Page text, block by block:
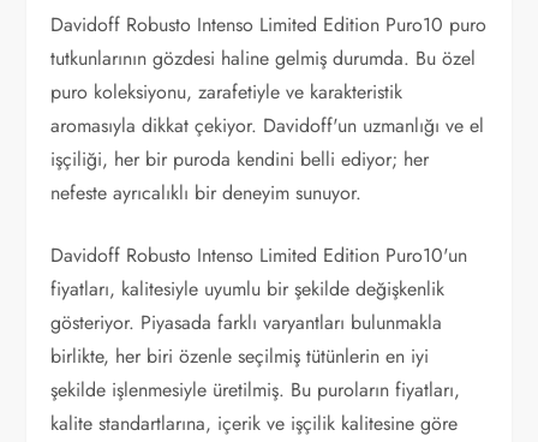
Davidoff Robusto Intenso Limited Edition Puro10 puro
tutkunlarının gözdesi haline gelmiş durumda. Bu özel
puro koleksiyonu, zarafetiyle ve karakteristik
aromasıyla dikkat çekiyor. Davidoff'un uzmanlığı ve el
işçiliği, her bir puroda kendini belli ediyor; her
nefeste ayrıcalıklı bir deneyim sunuyor.
Davidoff Robusto Intenso Limited Edition Puro10'un
fiyatları, kalitesiyle uyumlu bir şekilde değişkenlik
gösteriyor. Piyasada farklı varyantları bulunmakla
birlikte, her biri özenle seçilmiş tütünlerin en iyi
şekilde işlenmesiyle üretilmiş. Bu puroların fiyatları,
kalite standartlarına, içerik ve işçilik kalitesine göre